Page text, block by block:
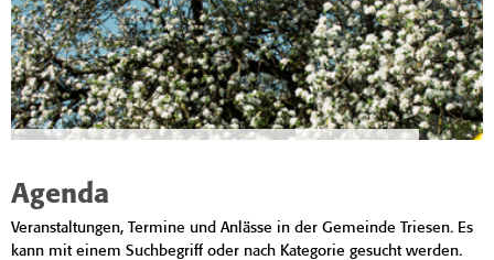
Agenda
Veranstaltungen, Termine und Anlässe in der Gemeinde Triesen. Es
kann mit einem Suchbegriff oder nach Kategorie gesucht werden.